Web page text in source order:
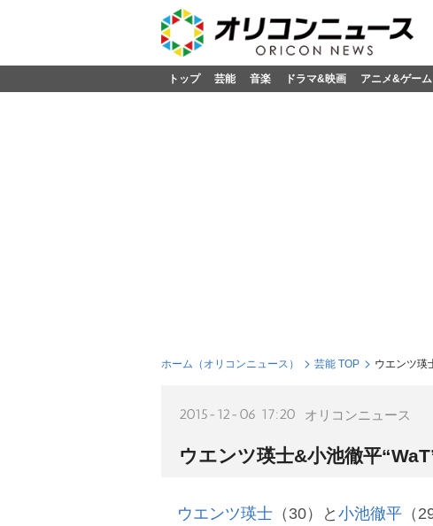
トップ 芸能 音楽 ドラマ&映画 アニメ&ゲーム
ホーム（オリコンニュース） 芸能 TOP ウエンツ瑛
2015-12-06 17:20 オリコンニュース
ウエンツ瑛士&小池徹平
ウエンツ瑛士 （30）と 小池徹平 （